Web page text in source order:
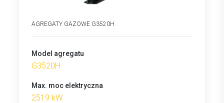
AGREGATY GAZOWE G3520H
Model agregatu
G3520H
Max. moc elektryczna
2519 kW